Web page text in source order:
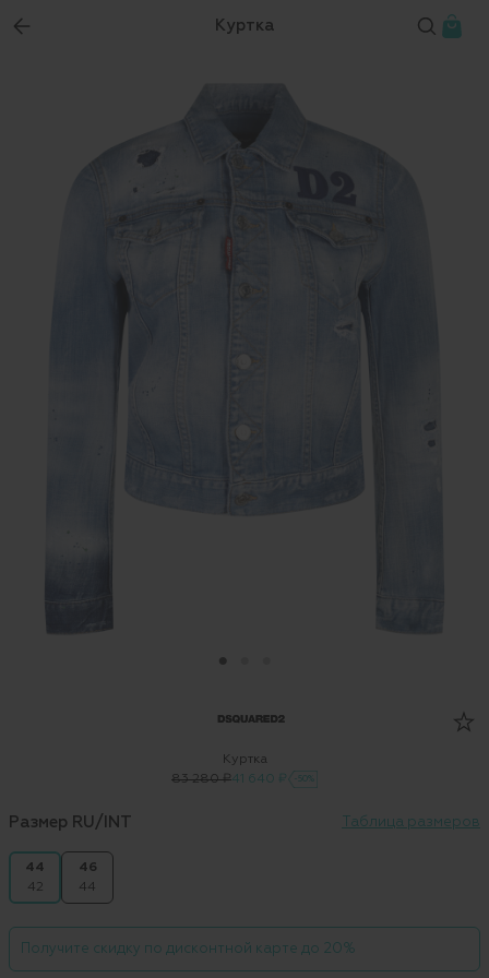
Куртка
Куртка
83 280 ₽41 640 ₽ -50%
Размер RU/INT Таблица размеров
44
42
46
44
Получите скидку по дисконтной карте до 20%